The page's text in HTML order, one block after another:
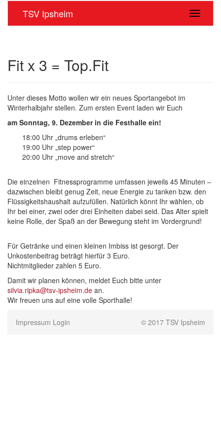
TSV Ipsheim
Fit x 3 = Top.Fit
Unter dieses Motto wollen wir ein neues Sportangebot im
Winterhalbjahr stellen. Zum ersten Event laden wir Euch
am Sonntag, 9. Dezember in die Festhalle ein!
18:00 Uhr „drums erleben“
19:00 Uhr „step power“
20:00 Uhr „move and stretch“
Die einzelnen Fitnessprogramme umfassen jeweils 45 Minuten –
dazwischen bleibt genug Zeit, neue Energie zu tanken bzw. den
Flüssigkeitshaushalt aufzufüllen. Natürlich könnt Ihr wählen, ob
Ihr bei einer, zwei oder drei Einheiten dabei seid. Das Alter spielt
keine Rolle, der Spaß an der Bewegung steht im Vordergrund!
Für Getränke und einen kleinen Imbiss ist gesorgt. Der
Unkostenbeitrag beträgt hierfür 3 Euro.
Nichtmitglieder zahlen 5 Euro.
Damit wir planen können, meldet Euch bitte unter
silvia.ripka@tsv-ipsheim.de an.
Wir freuen uns auf eine volle Sporthalle!
© 2017 TSV Ipsheim
Impressum Login